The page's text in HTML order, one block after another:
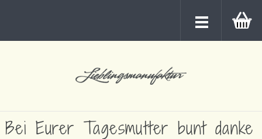
Bei Eurer Tagesmutter bunt danke